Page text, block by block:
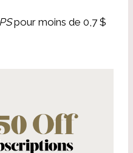
PSpour moins de 0,7 $